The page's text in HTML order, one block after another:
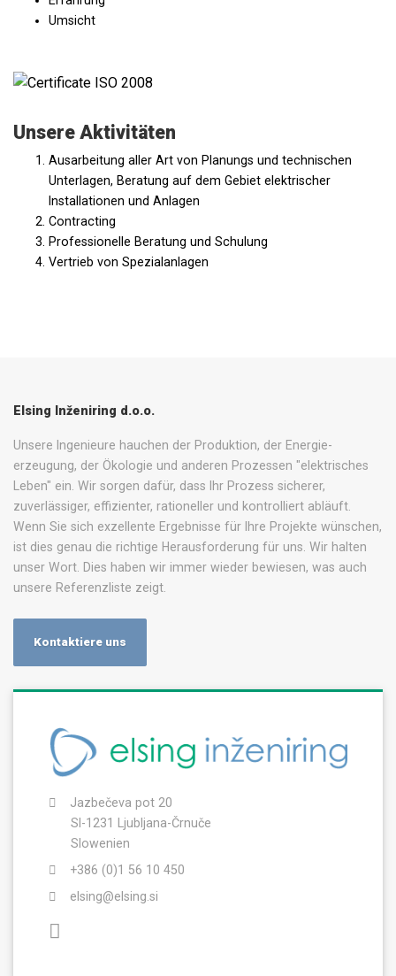
Umsicht
Unsere Aktivitäten
Ausarbeitung aller Art von Planungs und technischen
Unterlagen, Beratung auf dem Gebiet elektrischer
Installationen und Anlagen
Contracting
Professionelle Beratung und Schulung
Vertrieb von Spezialanlagen
Elsing Inženiring d.o.o.
Unsere Ingenieure hauchen der Produktion, der Energie-
erzeugung, der Ökologie und anderen Prozessen "elektrisches
Leben" ein. Wir sorgen dafür, dass Ihr Prozess sicherer,
zuverlässiger, effizienter, rationeller und kontrolliert abläuft.
Wenn Sie sich exzellente Ergebnisse für Ihre Projekte wünschen,
ist dies genau die richtige Herausforderung für uns. Wir halten
unser Wort. Dies haben wir immer wieder bewiesen, was auch
unsere Referenzliste zeigt.
Kontaktiere uns
Jazbečeva pot 20
SI-1231 Ljubljana-Črnuče
Slowenien
+386 (0)1 56 10 450
elsing@elsing.si